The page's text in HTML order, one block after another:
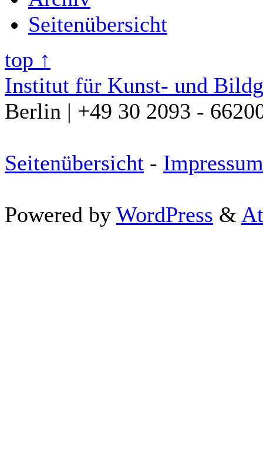
Seitenübersicht
top ↑
Institut für Kunst- und
Berlin | +49 30 2093 -
Seitenübersicht - Impressum
Powered by WordPress &